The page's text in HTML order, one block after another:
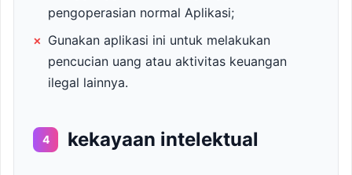
pengoperasian normal Aplikasi;
× Gunakan aplikasi ini untuk melakukan
pencucian uang atau aktivitas keuangan
ilegal lainnya.
4 kekayaan intelektual